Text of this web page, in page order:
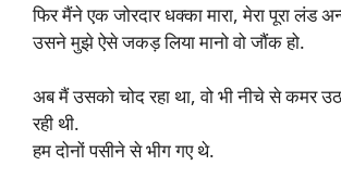
फिर मैंने एक जोरदार धक्का मारा, मेरा पूरा लंड
उसने मुझे ऐसे जकड़ लिया मानो वो जौंक हो.
अब मैं उसको चोद रहा था, वो भी नीचे से कमर
रही थी.
हम दोनों पसीने से भीग गए थे.